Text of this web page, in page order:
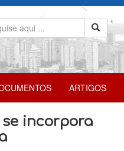
ARTIGOS
incorpora